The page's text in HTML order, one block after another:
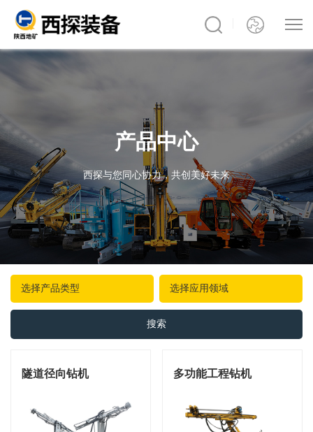
产品中心
西探与您同心协力，共创美好未来
搜索
隧道径向钻机 多功能工程钻机